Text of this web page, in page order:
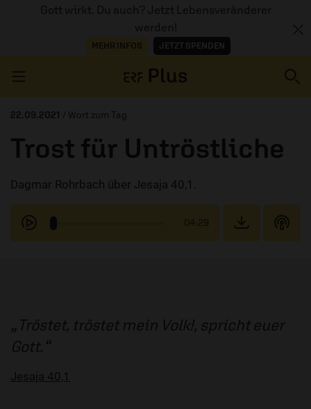
Gott wirkt. Du auch? Jetzt Lebensveränderer
werden!
MEHR INFOS JETZT SPENDEN
AUDIOTHEK
PROGRAMM
22.09.2021 / Wort zum Tag
Trost für Untröstliche
Dagmar Rohrbach über Jesaja 40,1.
04:29
Tröstet, tröstet mein Volk!, spricht euer
Gott.
Jesaja 40,1